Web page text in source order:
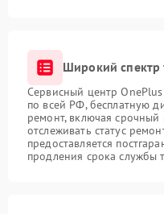
Широкий спектр
Сервисный центр OnePlus
по всей РФ, бесплатную
ремонт, включая
отслеживать статус
предоставляется
продления срока службы